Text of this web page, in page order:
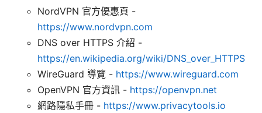
NordVPN 官方優惠頁 -
https://www.nordvpn.com
DNS over HTTPS 介紹 -
https://en.wikipedia.org/wiki/DNS_over_HTTPS
WireGuard 導覽 - https://www.wireguard.com
OpenVPN 官方資訊 - https://openvpn.net
網路隱私手冊 - https://www.privacytools.io